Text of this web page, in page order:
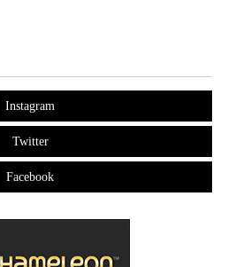
Instagram
Twitter
Facebook